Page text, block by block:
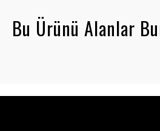
Bu Ürünü Alanlar